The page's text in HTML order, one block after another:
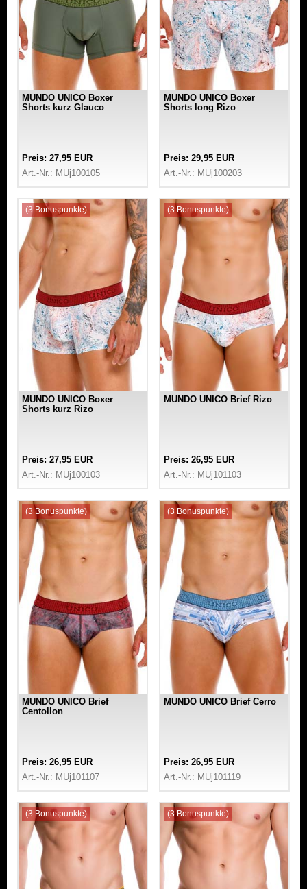
MUNDO UNICO Boxer
Shorts kurz Glauco
Preis: 27,95 EUR
Art.-Nr.: MUj100105
MUNDO UNICO Boxer
Shorts long Rizo
Preis: 29,95 EUR
Art.-Nr.: MUj100203
(3 Bonuspunkte)
MUNDO UNICO Boxer
Shorts kurz Rizo
Preis: 27,95 EUR
Art.-Nr.: MUj100103
(3 Bonuspunkte)
MUNDO UNICO Brief Rizo
Preis: 26,95 EUR
Art.-Nr.: MUj101103
(3 Bonuspunkte)
MUNDO UNICO Brief
Centollon
Preis: 26,95 EUR
Art.-Nr.: MUj101107
(3 Bonuspunkte)
MUNDO UNICO Brief Cerro
Preis: 26,95 EUR
Art.-Nr.: MUj101119
(3 Bonuspunkte) (3 Bonuspunkte)